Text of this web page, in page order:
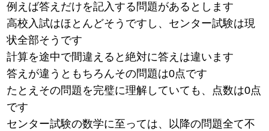
例えば答えだけを記入する問題があるとします
高校入試はほとんどそうですし、センター試験は現
状全部そうです
計算を途中で間違えると絶対に答えは違います
答えが違うともちろんその問題は0点です
たとえその問題を完璧に理解していても、点数は0点
です
センター試験の数学に至っては、以降の問題全て不